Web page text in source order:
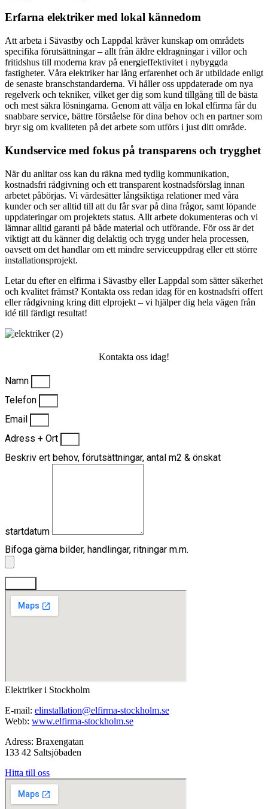
Erfarna elektriker med lokal kännedom
Att arbeta i Sävastby och Lappdal kräver kunskap om områdets
specifika förutsättningar – allt från äldre eldragningar i villor och
fritidshus till moderna krav på energieffektivitet i nybyggda
fastigheter. Våra elektriker har lång erfarenhet och är utbildade enligt
de senaste branschstandarderna. Vi håller oss uppdaterade om nya
regelverk och tekniker, vilket ger dig som kund tillgång till de bästa
och mest säkra lösningarna. Genom att välja en lokal elfirma får du
snabbare service, bättre förståelse för dina behov och en partner som
bryr sig om kvaliteten på det arbete som utförs i just ditt område.
Kundservice med fokus på transparens och trygghet
När du anlitar oss kan du räkna med tydlig kommunikation,
kostnadsfri rådgivning och ett transparent kostnadsförslag innan
arbetet påbörjas. Vi värdesätter långsiktiga relationer med våra
kunder och ser alltid till att du får svar på dina frågor, samt löpande
uppdateringar om projektets status. Allt arbete dokumenteras och vi
lämnar alltid garanti på både material och utförande. För oss är det
viktigt att du känner dig delaktig och trygg under hela processen,
oavsett om det handlar om ett mindre serviceuppdrag eller ett större
installationsprojekt.
Letar du efter en elfirma i Sävastby eller Lappdal som sätter säkerhet
och kvalitet främst? Kontakta oss redan idag för en kostnadsfri offert
eller rådgivning kring ditt elprojekt – vi hjälper dig hela vägen från
idé till färdigt resultat!
Kontakta oss idag!
Namn
Telefon
Email
Adress + Ort
Beskriv ert behov, förutsättningar, antal m2 & önskat
startdatum
Bifoga gärna bilder, handlingar, ritningar m.m.
Elektriker i Stockholm
E-mail: elinstallation@elfirma-stockholm.se
Webb: www.elfirma-stockholm.se
Adress: Braxengatan
133 42 Saltsjöbaden
Hitta till oss